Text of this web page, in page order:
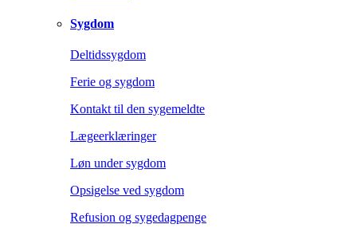
Sygdom
Deltidssygdom
Ferie og sygdom
Kontakt til den sygemeldte
Lægeerklæringer
Løn under sygdom
Opsigelse ved sygdom
Refusion og sygedagpenge